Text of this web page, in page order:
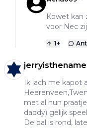
Kowet kan
voor Nec
1+
jerryisthename
Ik lach me kapot
met al hun
daddy) gelijk
De bal is rond,